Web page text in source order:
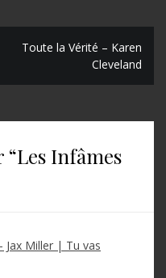
Toute la Vérité – Karen
Cleveland
“Les Infâmes
Jax Miller | Tu vas